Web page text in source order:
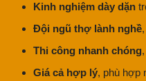
Kinh nghiệm dày dặn
Đội ngũ thợ lành nghề
Thi công nhanh chóng
Giá cả hợp lý, phù hợp